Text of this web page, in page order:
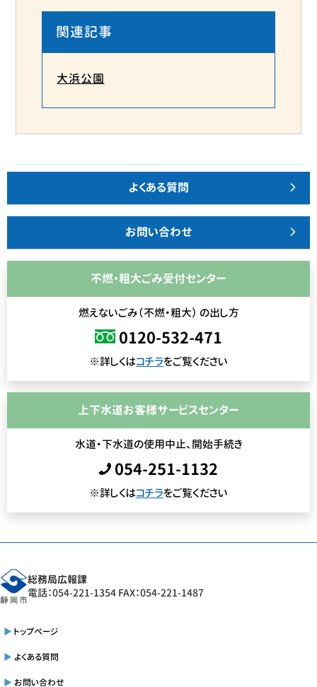
関連記事
大浜公園
よくある質問
お問い合わせ
不燃・粗大ごみ受付センター
燃えないごみ（不燃・粗大） の出し方
0120-532-471
※詳しくはコチラをご覧ください
上下水道お客様サービスセンター
水道・下水道の使用中止、開始手続き
054-251-1132
※詳しくはコチラをご覧ください
総務局広報課
電話：054-221-1354 FAX：054-221-1487
トップページ
よくある質問
お問い合わせ